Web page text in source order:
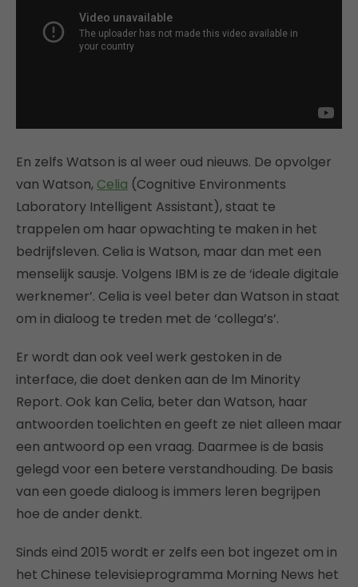
En zelfs Watson is al weer oud nieuws. De opvolger
van Watson, Celia (Cognitive Environments
Laboratory Intelligent Assistant), staat te
trappelen om haar opwachting te maken in het
bedrijfsleven. Celia is Watson, maar dan met een
menselijk sausje. Volgens IBM is ze de ‘ideale digitale
werknemer’. Celia is veel beter dan Watson in staat
om in dialoog te treden met de ‘collega’s’.
Er wordt dan ook veel werk gestoken in de
interface, die doet denken aan de lm Minority
Report. Ook kan Celia, beter dan Watson, haar
antwoorden toelichten en geeft ze niet alleen maar
een antwoord op een vraag. Daarmee is de basis
gelegd voor een betere verstandhouding. De basis
van een goede dialoog is immers leren begrijpen
hoe de ander denkt.
Sinds eind 2015 wordt er zelfs een bot ingezet om in
het Chinese televisieprogramma Morning News het